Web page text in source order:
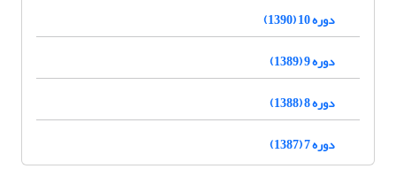
دوره 10 (1390)
دوره 9 (1389)
دوره 8 (1388)
دوره 7 (1387)